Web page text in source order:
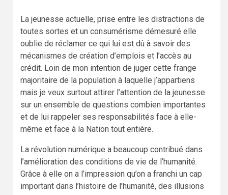
La jeunesse actuelle, prise entre les distractions de
toutes sortes et un consumérisme démesuré elle
oublie de réclamer ce qui lui est dû à savoir des
mécanismes de création d’emplois et l’accès au
crédit. Loin de mon intention de juger cette frange
majoritaire de la population à laquelle j’appartiens
mais je veux surtout attirer l’attention de la jeunesse
sur un ensemble de questions combien importantes
et de lui rappeler ses responsabilités face à elle-
même et face à la Nation tout entière.
La révolution numérique a beaucoup contribué dans
l’amélioration des conditions de vie de l’humanité.
Grâce à elle on a l’impression qu’on a franchi un cap
important dans l’histoire de l’humanité, des illusions